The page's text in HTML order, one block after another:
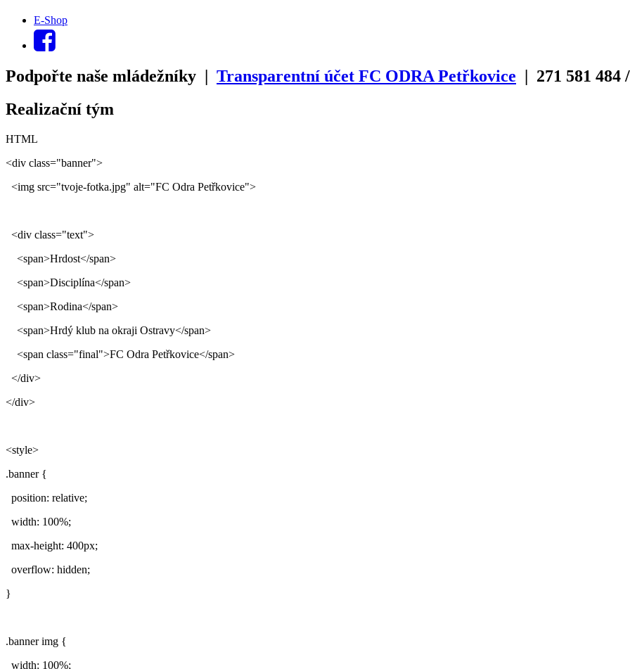
E-Shop
Podpořte naše mládežníky | Transparentní účet FC ODRA Petřkovice | 271 581 484 /
Realizační tým
HTML
<div class="banner">
<img src="tvoje-fotka.jpg" alt="FC Odra Petřkovice">
<div class="text">
<span>Hrdost</span>
<span>Disciplína</span>
<span>Rodina</span>
<span>Hrdý klub na okraji Ostravy</span>
<span class="final">FC Odra Petřkovice</span>
</div>
</div>
<style>
.banner {
position: relative;
width: 100%;
max-height: 400px;
overflow: hidden;
}
.banner img {
width: 100%;